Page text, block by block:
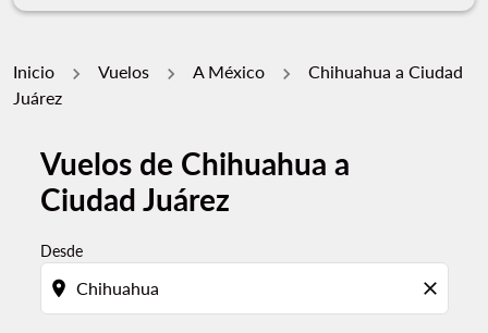
Inicio Vuelos A México
Chihuahua a Ciudad
Juárez
Vuelos de Chihuahua a
Ciudad Juárez
Desde
location_on close
Pruebe un mes alternativo o interactúe con días